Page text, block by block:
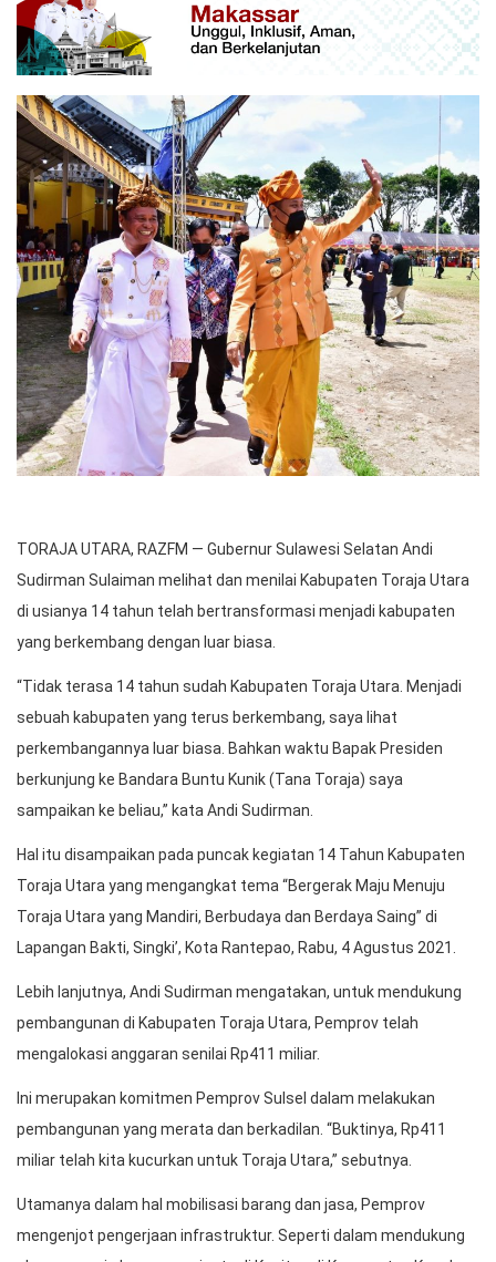
TORAJA UTARA, RAZFM — Gubernur Sulawesi Selatan Andi
Sudirman Sulaiman melihat dan menilai Kabupaten Toraja Utara
di usianya 14 tahun telah bertransformasi menjadi kabupaten
yang berkembang dengan luar biasa.
“Tidak terasa 14 tahun sudah Kabupaten Toraja Utara. Menjadi
sebuah kabupaten yang terus berkembang, saya lihat
perkembangannya luar biasa. Bahkan waktu Bapak Presiden
berkunjung ke Bandara Buntu Kunik (Tana Toraja) saya
sampaikan ke beliau,” kata Andi Sudirman.
Hal itu disampaikan pada puncak kegiatan 14 Tahun Kabupaten
Toraja Utara yang mengangkat tema “Bergerak Maju Menuju
Toraja Utara yang Mandiri, Berbudaya dan Berdaya Saing” di
Lapangan Bakti, Singki’, Kota Rantepao, Rabu, 4 Agustus 2021.
Lebih lanjutnya, Andi Sudirman mengatakan, untuk mendukung
pembangunan di Kabupaten Toraja Utara, Pemprov telah
mengalokasi anggaran senilai Rp411 miliar.
Ini merupakan komitmen Pemprov Sulsel dalam melakukan
pembangunan yang merata dan berkadilan. “Buktinya, Rp411
miliar telah kita kucurkan untuk Toraja Utara,” sebutnya.
Utamanya dalam hal mobilisasi barang dan jasa, Pemprov
mengenjot pengerjaan infrastruktur. Seperti dalam mendukung